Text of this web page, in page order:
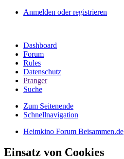
Anmelden oder registrieren
Dashboard
Forum
Rules
Datenschutz
Pranger
Suche
Zum Seitenende
Schnellnavigation
Heimkino Forum Beisammen.de
Einsatz von Cookies